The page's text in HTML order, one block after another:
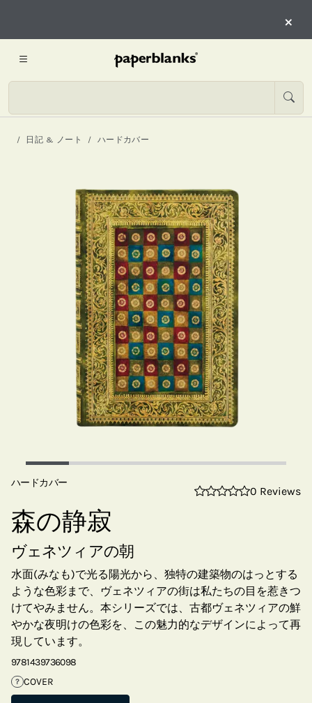
×
日記 & ノート ハードカバー
ハードカバー
0 Reviews
森の静寂
ヴェネツィアの朝
水面(みなも)で光る陽光から、独特の建築物のはっとする
ような色彩まで、ヴェネツィアの街は私たちの目を惹きつ
けてやみません。本シリーズでは、古都ヴェネツィアの鮮
やかな夜明けの色彩を、この魅力的なデザインによって再
現しています。
9781439736098
? COVER